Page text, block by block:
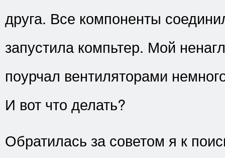
друга. Все компоненты
запустила компьтер. Мой
поурчал вентиляторами
И вот что делать?
Обратилась за советом я к